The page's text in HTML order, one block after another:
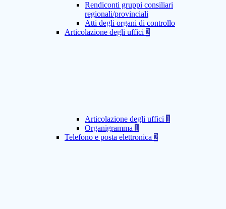
Rendiconti gruppi consiliari
regionali/provinciali
Atti degli organi di controllo
Articolazione degli uffici 2
Articolazione degli uffici 1
Organigramma 1
Telefono e posta elettronica 2